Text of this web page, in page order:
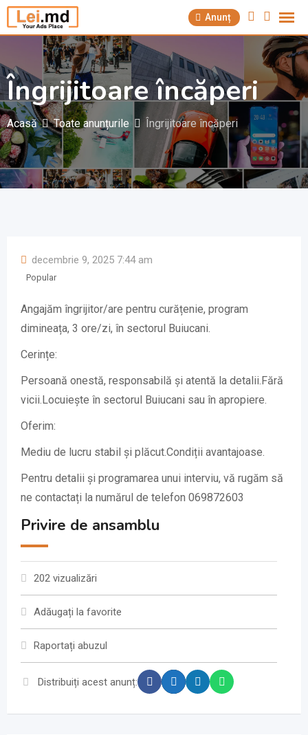
Săriți
la
Anunț
Îngrijitoare încăperi
Acasă Toate anunțurile Îngrijitoare încăperi
decembrie 9, 2025 7:44 am
Popular
Angajăm îngrijitor/are pentru curățenie, program
dimineața, 3 ore/zi, în sectorul Buiucani.
Cerințe:
Persoană onestă, responsabilă și atentă la detalii.Fără
vicii.Locuiește în sectorul Buiucani sau în apropiere.
Oferim:
Mediu de lucru stabil și plăcut.Condiții avantajoase.
Pentru detalii și programarea unui interviu, vă rugăm să
ne contactați la numărul de telefon 069872603
Privire de ansamblu
202 vizualizări
Adăugați la favorite
Raportați abuzul
Distribuiți acest anunț: